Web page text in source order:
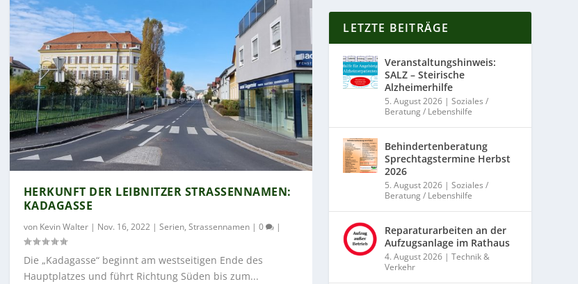
HERKUNFT DER LEIBNITZER STRASSENNAMEN: K
ADAGASSE
von Kevin Walter| Nov. 16, 2022 | Serien, Strassennamen| 0 |
Die „Kadagasse“ beginnt am westseitigen Ende des
Hauptplatzes und führt Richtung Süden bis zum...
LETZTE BEITRÄGE
Veranstaltungshinweis:
SALZ – Steirische
Alzheimerhilfe
5. August 2026 |Soziales /
Beratung / Lebenshilfe
Behindertenberatung
Sprechtagstermine Herbst
2026
5. August 2026 |Soziales /
Beratung / Lebenshilfe
Reparaturarbeiten an der
Aufzugsanlage im Rathaus
4. August 2026 |Technik &
Verkehr